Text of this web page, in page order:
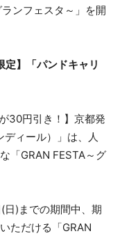
ンフェスタ～」を開
】「パンドキャリ
)までの期間中、期
ただける「GRAN